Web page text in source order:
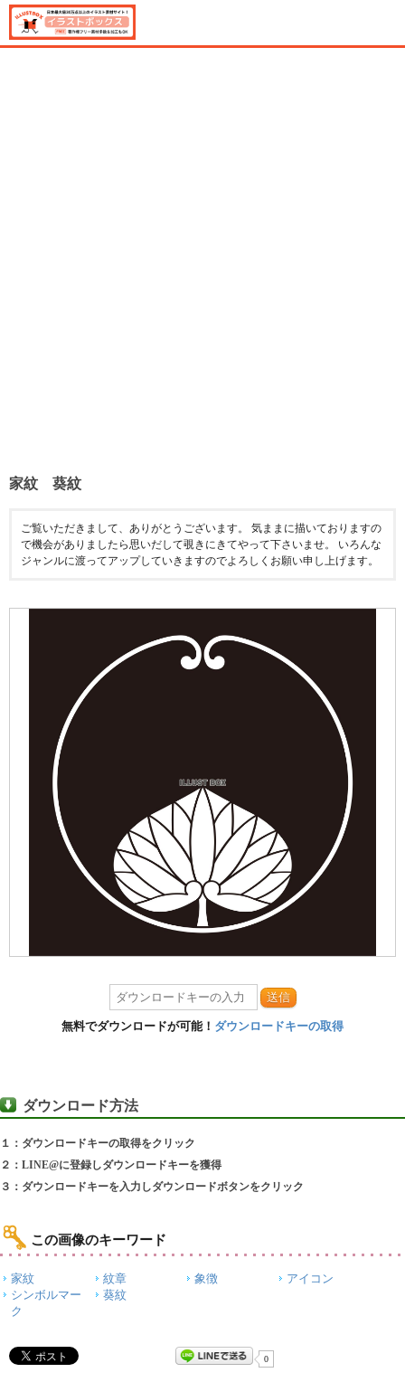
家紋 葵紋
ご覧いただきまして、ありがとうございます。 気ままに描いておりますの
で機会がありましたら思いだして覗きにきてやって下さいませ。 いろんな
ジャンルに渡ってアップしていきますのでよろしくお願い申し上げます。
送信
無料でダウンロードが可能！ ダウンロードキーの取得
ダウンロード方法
１：ダウンロードキーの取得をクリック
２：LINE@に登録しダウンロードキーを獲得
３：ダウンロードキーを入力しダウンロードボタンをクリック
この画像のキーワード
家紋 紋章 象徴
アイコン
シンボルマー
ク
葵紋
0